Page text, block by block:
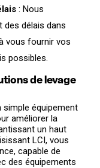
: Nous
des délais dans
vous fournir vos
possibles.
de levage
simple équipement
améliorer la
un haut
LCI, vous
capable de
des équipements